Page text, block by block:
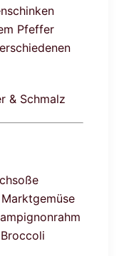
Pfeffer
& Schmalz